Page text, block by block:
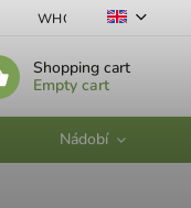
WHOLESALE
Shopping cart
Empty cart
Nádobí